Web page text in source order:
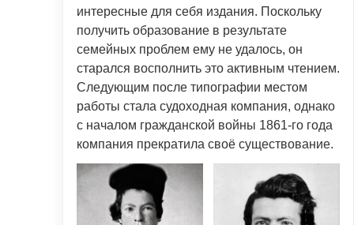
интересные для себя издания. Поскольку
получить образование в результате
семейных проблем ему не удалось, он
старался восполнить это активным чтением.
Следующим после типографии местом
работы стала судоходная компания, однако
с началом гражданской войны 1861-го года
компания прекратила своё существование.